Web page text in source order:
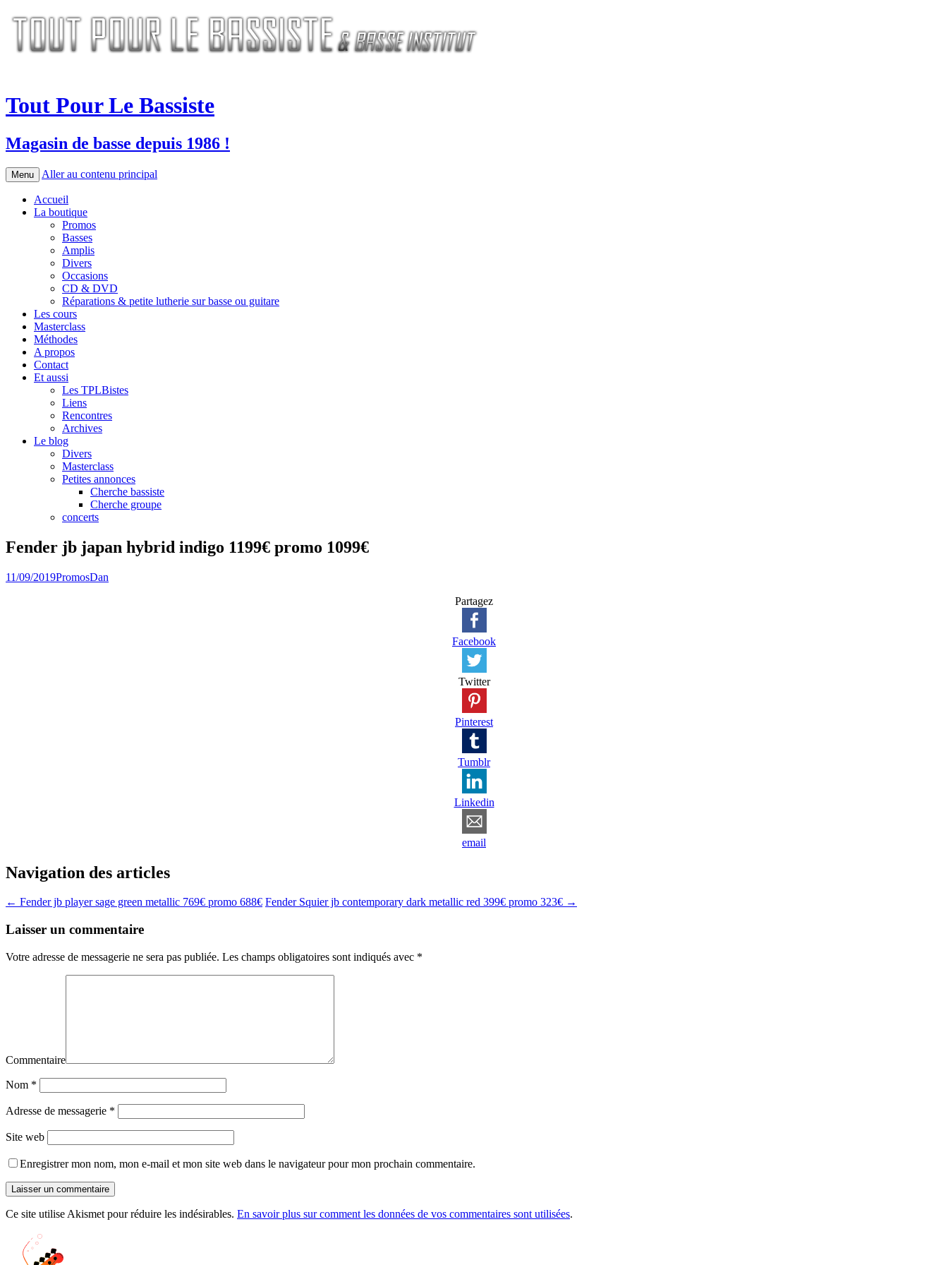
Tout Pour Le Bassiste
Magasin de basse depuis 1986 !
Menu Aller au contenu principal
Accueil
La boutique
Promos
Basses
Amplis
Divers
Occasions
CD & DVD
Réparations & petite lutherie sur basse ou guitare
Les cours
Masterclass
Méthodes
A propos
Contact
Et aussi
Les TPLBistes
Liens
Rencontres
Archives
Le blog
Divers
Masterclass
Petites annonces
Cherche bassiste
Cherche groupe
concerts
Fender jb japan hybrid indigo 1199€ promo 1099€
11/09/2019PromosDan
Partagez
Facebook
Twitter
Pinterest
Tumblr
Linkedin
email
Navigation des articles
← Fender jb player sage green metallic 769€ promo 688€ Fender Squier jb contemporary dark metallic red 399€ promo 323€ →
Laisser un commentaire
Votre adresse de messagerie ne sera pas publiée. Les champs obligatoires sont indiqués avec *
Commentaire
Nom *
Adresse de messagerie *
Site web
Enregistrer mon nom, mon e-mail et mon site web dans le navigateur pour mon prochain commentaire.
Ce site utilise Akismet pour réduire les indésirables. En savoir plus sur comment les données de vos commentaires sont utilisées.